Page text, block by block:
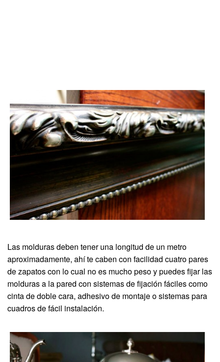
Las molduras deben tener una longitud de un metro
aproximadamente, ahí te caben con facilidad cuatro pares
de zapatos con lo cual no es mucho peso y puedes fijar las
molduras a la pared con sistemas de fijación fáciles como
cinta de doble cara, adhesivo de montaje o sistemas para
cuadros de fácil instalación.